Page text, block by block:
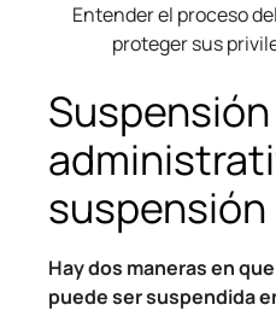
Entender el proceso
proteger sus
Suspensión
suspensión
Hay dos maneras en
puede ser suspendida